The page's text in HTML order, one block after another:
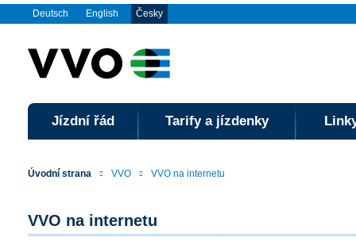
Deutsch English Česky
Jízdní řád Tarify a jízdenky
Úvodní strana VVO VVO na internetu
VVO na internetu